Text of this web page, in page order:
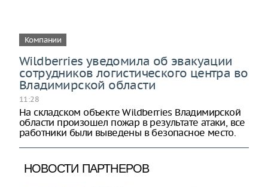
Компании
Wildberries уведомила об эвакуации
сотрудников логистического центра во
Владимирской области
11:28
На складском объекте Wildberries Владимирской
области произошел пожар в результате атаки, все
работники были выведены в безопасное место.